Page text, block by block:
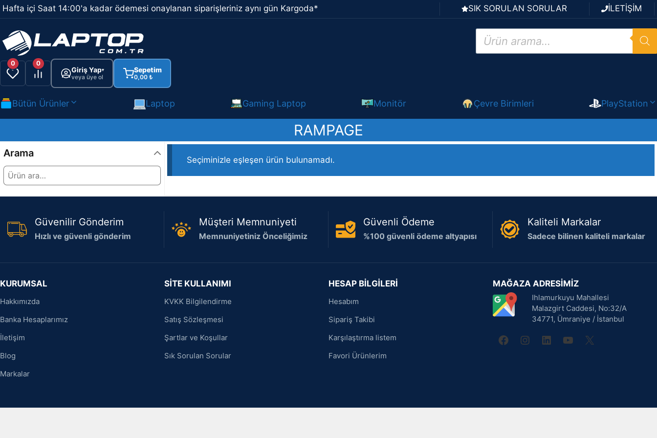
İçeriğe
atla
Hafta içi Saat 14:00'a kadar ödemesi onaylanan siparişleriniz aynı gün Kargoda* SIK SORULAN SORULAR İLETİŞİM
Products
search
0 0
Giriş Yap▾
veya üye ol
Sepetim
0,00 ₺
Bütün Ürünler Laptop Gaming Laptop Monitör Çevre Birimleri PlayStation
RAMPAGE
Seçiminizle eşleşen ürün bulunamadı.
Arama
Güvenilir Gönderim
Hızlı ve güvenli gönderim
Müşteri Memnuniyeti
Memnuniyetiniz Önceliğimiz
Güvenli Ödeme
%100 güvenli ödeme altyapısı
Kaliteli Markalar
Sadece bilinen kaliteli markalar
KURUMSAL
Hakkımızda
Banka Hesaplarımız
İletişim
Blog
Markalar
SİTE KULLANIMI
KVKK Bilgilendirme
Satış Sözleşmesi
Şartlar ve Koşullar
Sık Sorulan Sorular
HESAP BİLGİLERİ
Hesabım
Sipariş Takibi
Karşılaştırma listem
Favori Ürünlerim
MAĞAZA ADRESİMİZ
Ihlamurkuyu Mahallesi
Malazgirt Caddesi, No:32/A
34771, Ümraniye / İstanbul
facebook
instagram
linkedinyoutube
X